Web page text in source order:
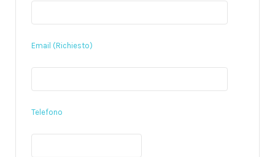
Email (Richiesto)
Telefono